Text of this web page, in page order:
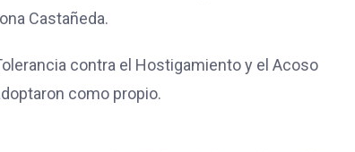
Castañeda.
contra el Hostigamiento y el Acoso
como propio.